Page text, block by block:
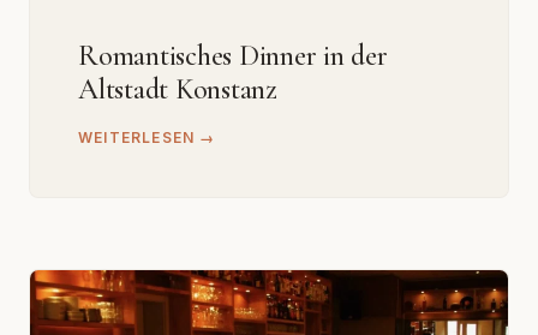
Romantisches Dinner in der
Altstadt Konstanz
WEITERLESEN →